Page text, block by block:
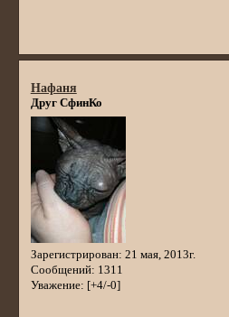
Нафаня
Друг СфинКо
Зарегистрирован: 21 мая, 2013г.
Сообщений: 1311
Уважение: [+4/-0]